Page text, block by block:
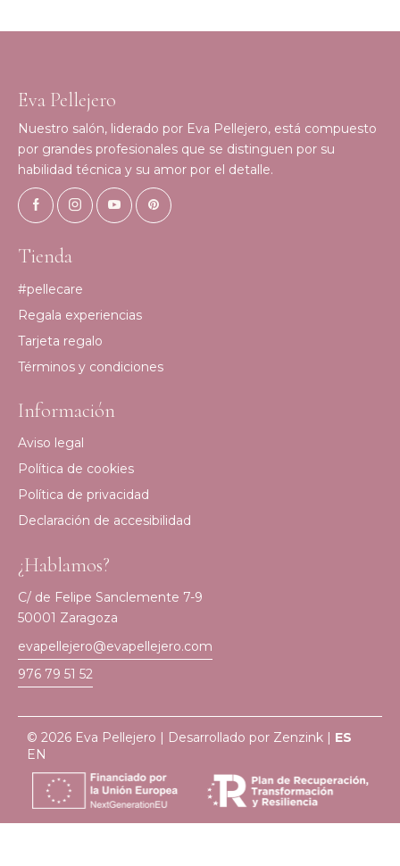
Eva Pellejero
Nuestro salón, liderado por Eva Pellejero, está compuesto
por grandes profesionales que se distinguen por su
habilidad técnica y su amor por el detalle.
Tienda
#pellecare
Regala experiencias
Tarjeta regalo
Términos y condiciones
Información
Aviso legal
Política de cookies
Política de privacidad
Declaración de accesibilidad
¿Hablamos?
C/ de Felipe Sanclemente 7-9
50001 Zaragoza
evapellejero@evapellejero.com
976 79 51 52
© 2026 Eva Pellejero | Desarrollado por Zenzink | ES
EN